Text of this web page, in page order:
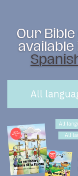
Our
available
All
All
All